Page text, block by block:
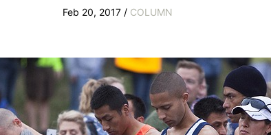
Feb 20, 2017 / COLUMN